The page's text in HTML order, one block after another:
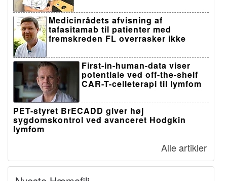
Medicinrådets afvisning af
tafasitamab til patienter med
fremskreden FL overrasker ikke
First-in-human-data viser
potentiale ved off-the-shelf
CAR-T-celleterapi til lymfom
PET-styret BrECADD giver høj
sygdomskontrol ved avanceret Hodgkin
lymfom
Alle artikler